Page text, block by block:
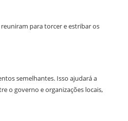
para torcer e estribar os
semelhantes. Isso ajudará a
o governo e organizações locais,